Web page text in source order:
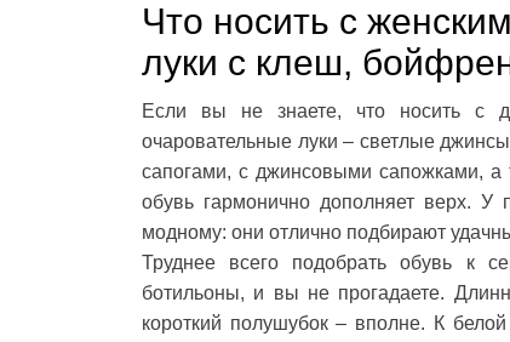
Что носить с
луки с клеш,
Если вы не знаете, что носить с
очаровательные луки – светлые
сапогами, с джинсовыми сапожками,
обувь гармонично дополняет верх.
модному: они отлично подбирают
Труднее всего подобрать обувь к
ботильоны, и вы не прогадаете.
короткий полушубок – вполне. К